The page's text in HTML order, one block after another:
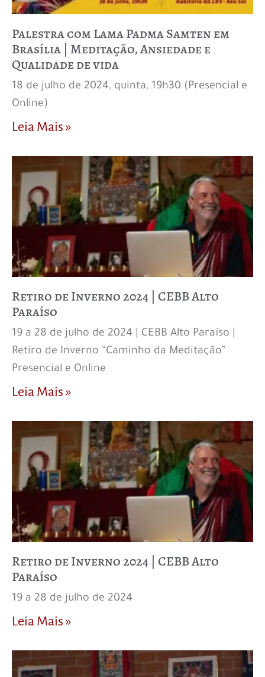
Palestra com Lama Padma Samten em
Brasília | Meditação, Ansiedade e
Qualidade de vida
18 de julho de 2024, quinta, 19h30 (Presencial e
Online)
Leia Mais »
Retiro de Inverno 2024 | CEBB Alto
Paraíso
19 a 28 de julho de 2024 | CEBB Alto Paraíso |
Retiro de Inverno “Caminho da Meditação”
Presencial e Online
Leia Mais »
Retiro de Inverno 2024 | CEBB Alto
Paraíso
19 a 28 de julho de 2024
Leia Mais »